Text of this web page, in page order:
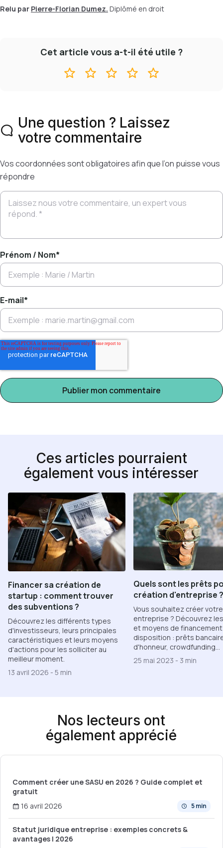
Relu par Pierre-Florian Dumez. Diplômé en droit
Cet article vous a-t-il été utile ?
Une question ? Laissez
votre commentaire
Vos coordonnées sont obligatoires afin que l’on puisse vous
répondre
Prénom / Nom*
E-mail*
Ces articles pourraient
également vous intéresser
Financer sa création de
startup : comment trouver
des subventions ?
Découvrez les différents types
d'investisseurs, leurs principales
caractéristiques et leurs moyens
d'actions pour les solliciter au
meilleur moment.
13 avril 2026 - 5 min
Quels sont les prêts
création d'entreprise ?
Vous souhaitez créer votre
entreprise ? Découvrez
et moyens de
disposition : prêts
d'honneur, crowdfunding...
25 mai 2023 - 3 min
Nos lecteurs ont
également apprécié
Comment créer une SASU en 2026 ? Guide complet et
gratuit
5 min
16 avril 2026
Statut juridique entreprise : exemples concrets &
avantages | 2026